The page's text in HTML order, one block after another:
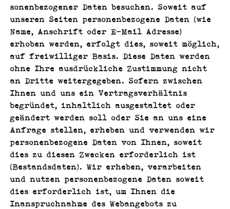
so­n­en­be­zo­gen­er Dat­en besuchen. Soweit auf
unseren Seit­en per­so­n­en­be­zo­gene Dat­en (wie
Name, Anschrift oder E‑Mail Adresse)
erhoben wer­den, erfol­gt dies, soweit möglich,
auf frei­williger Basis. Diese Dat­en wer­den
ohne Ihre aus­drück­liche Zus­tim­mung nicht
an Dritte weit­ergegeben. Sofern zwis­chen
Ihnen und uns ein Ver­tragsver­hält­nis
begrün­det, inhaltlich aus­gestal­tet oder
geän­dert wer­den soll oder Sie an uns eine
Anfrage stellen, erheben und ver­wen­den wir
per­so­n­en­be­zo­gene Dat­en von Ihnen, soweit
dies zu diesen Zweck­en erforder­lich ist
(Bestands­dat­en). Wir erheben, ver­ar­beit­en
und nutzen per­so­n­en­be­zo­gene Dat­en soweit
dies erforder­lich ist, um Ihnen die
Inanspruch­nahme des Webange­bots zu